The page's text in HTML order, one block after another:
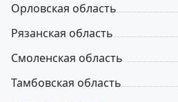
Орловская область
Рязанская область
Смоленская область
Тамбовская область